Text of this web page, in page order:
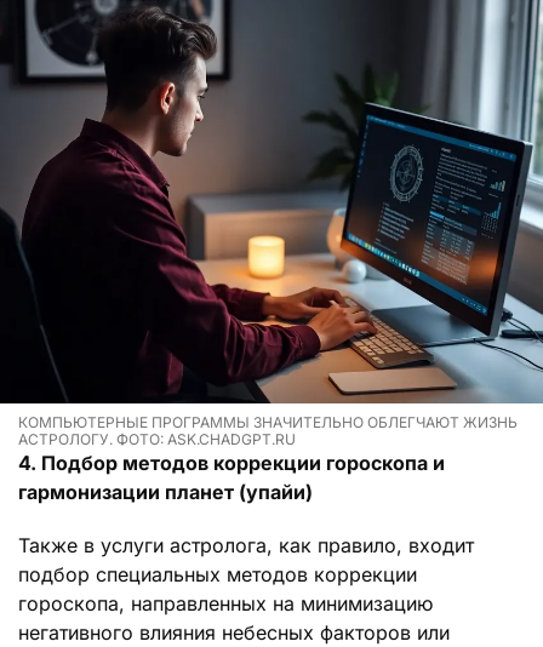
КОМПЬЮТЕРНЫЕ ПРОГРАММЫ ЗНАЧИТЕЛЬНО ОБЛЕГЧАЮТ ЖИЗНЬ
АСТРОЛОГУ. ФОТО: ASK.CHADGPT.RU
4. Подбор методов коррекции гороскопа и
гармонизации планет (упайи)
Также в услуги астролога, как правило, входит
подбор специальных методов коррекции
гороскопа, направленных на минимизацию
негативного влияния небесных факторов или